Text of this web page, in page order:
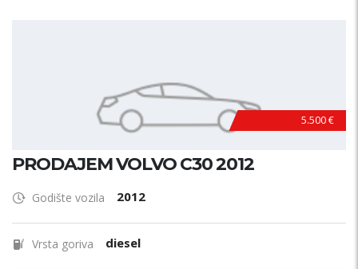
5.500 €
PRODAJEM VOLVO C30 2012
Godište vozila 2012
Vrsta goriva diesel